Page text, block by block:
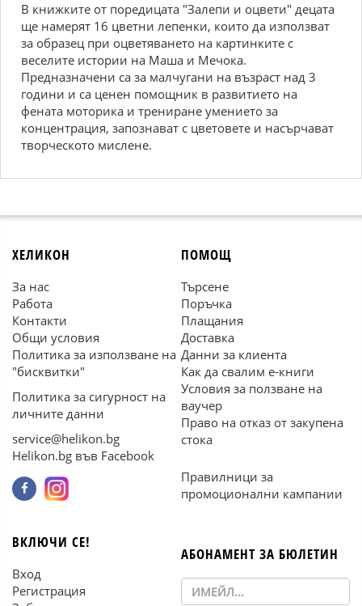
В книжките от поредицата "Залепи и оцвети" децата
ще намерят 16 цветни лепенки, които да използват
за образец при оцветяването на картинките с
веселите истории на Маша и Мечока.
Предназначени са за малчугани на възраст над 3
години и са ценен помощник в развитието на
фената моторика и трениране умението за
концентрация, запознават с цветовете и насърчават
творческото мислене.
ХЕЛИКОН
За нас
Работа
Контакти
Общи условия
Политика за използване на
"бисквитки"
Политика за сигурност на
личните данни
service@helikon.bg
Helikon.bg във Facebook
ПОМОЩ
Търсене
Поръчка
Плащания
Доставка
Данни за клиента
Как да свалим е-книги
Условия за ползване на
ваучер
Право на отказ от закупена
стока
Правилници за
промоционални кампании
ВКЛЮЧИ СЕ!
Вход
Регистрация
АБОНАМЕНТ ЗА БЮЛЕТИН